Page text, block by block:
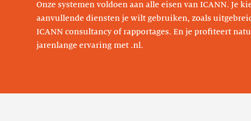
Onze systemen voldoen aan alle eisen van ICANN. Je
aanvullende diensten je wilt gebruiken, zoals
ICANN consultancy of rapportages. En je profiteert
jarenlange ervaring met .nl.